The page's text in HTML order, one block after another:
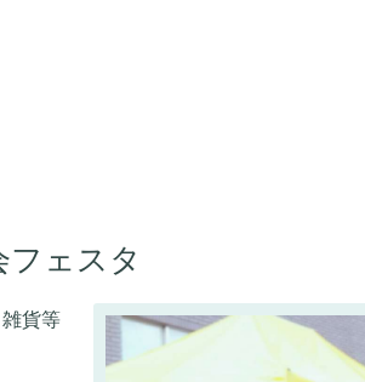
フェスタ
貨等